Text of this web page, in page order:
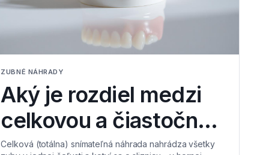
ZUBNÉ NÁHRADY
Aký je rozdiel medzi
celkovou a čiastočnou
snímateľnou
Celková (totálna) snímateľná náhrada nahrádza všetky